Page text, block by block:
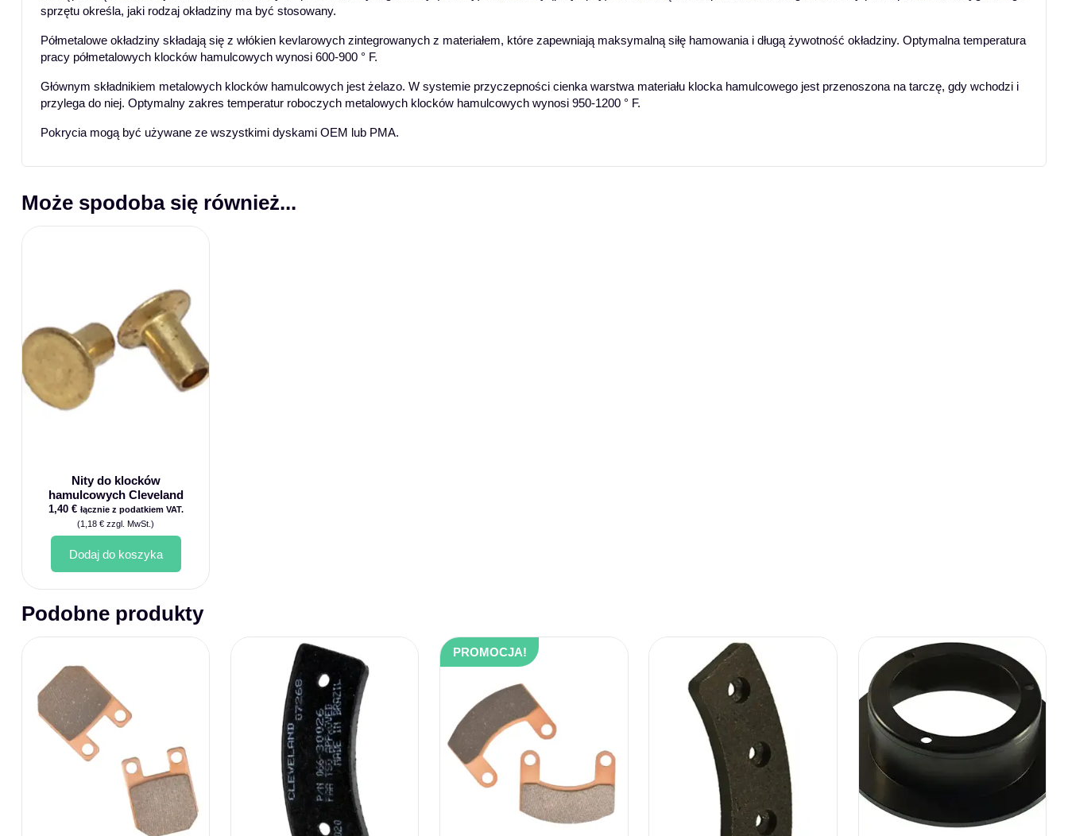
sprzętu określa, jaki rodzaj okładziny ma być stosowany.
Półmetalowe okładziny składają się z włókien kevlarowych zintegrowanych z materiałem, które zapewniają maksymalną siłę hamowania i długą żywotność okładziny. Optymalna temperatura
pracy półmetalowych klocków hamulcowych wynosi 600-900 ° F.
Głównym składnikiem metalowych klocków hamulcowych jest żelazo. W systemie przyczepności cienka warstwa materiału klocka hamulcowego jest przenoszona na tarczę, gdy wchodzi i
przylega do niej. Optymalny zakres temperatur roboczych metalowych klocków hamulcowych wynosi 950-1200 ° F.
Pokrycia mogą być używane ze wszystkimi dyskami OEM lub PMA.
Może spodoba się również...
Nity do klocków
hamulcowych Cleveland
1,40 € łącznie z podatkiem VAT.
(1,18€ zzgl. MwSt.)
Dodaj do koszyka
Podobne produkty
PROMOCJA!